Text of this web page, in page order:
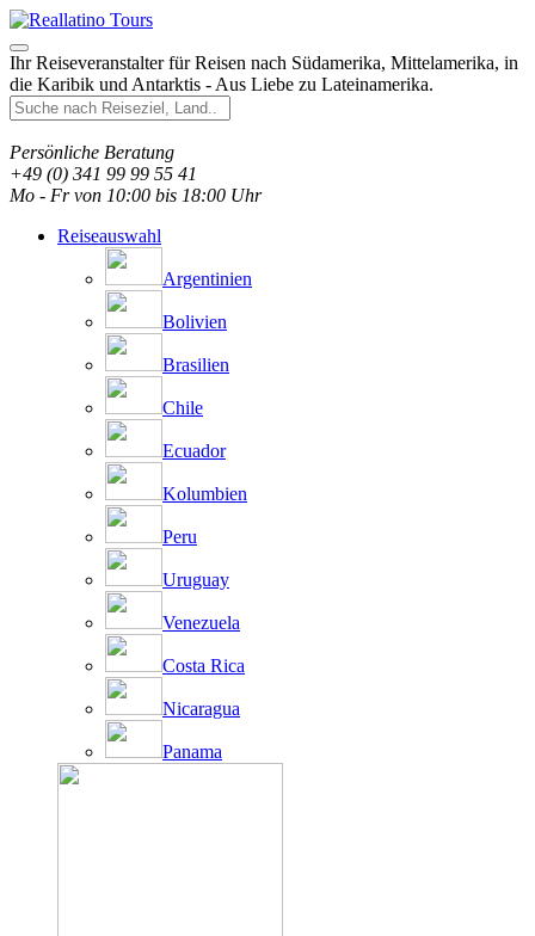
Ihr Reiseveranstalter für Reisen nach Südamerika, Mittelamerika, in
die Karibik und Antarktis - Aus Liebe zu Lateinamerika.
Persönliche Beratung
+49 (0) 341 99 99 55 41
Mo - Fr von 10:00 bis 18:00 Uhr
Reiseauswahl
Argentinien
Bolivien
Brasilien
Chile
Ecuador
Kolumbien
Peru
Uruguay
Venezuela
Costa Rica
Nicaragua
Panama